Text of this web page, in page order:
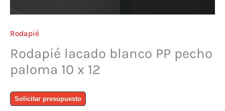
Rodapié
Rodapié lacado blanco PP pecho
paloma 10 x 12
Rodapié
lacado
Solicitar presupuesto